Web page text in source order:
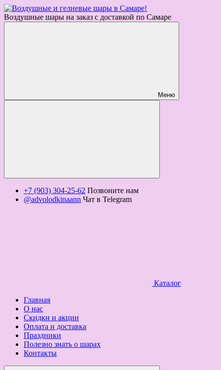
Воздушные шары на заказ с доставкой по Самаре
Меню
+7 (903) 304-25-62 Позвоните нам
@advolodkinaann Чат в Telegram
Каталог
Главная
О нас
Скидки и акции
Оплата и доставка
Праздники
Полезно знать о шарах
Контакты